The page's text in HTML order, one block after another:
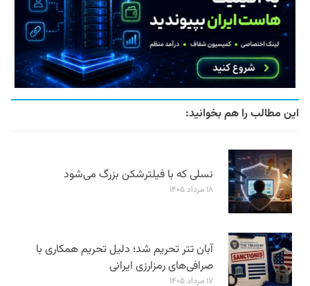
این مطالب را هم بخوانید:
نسلی که با فیلترشکن بزرگ می‌شود
۱۸ مرداد ۱۴۰۵
آبان تتر تحریم شد؛ دلیل تحریم همکاری با
صرافی‌های رمزارزی ایرانی
۱۷ مرداد ۱۴۰۵